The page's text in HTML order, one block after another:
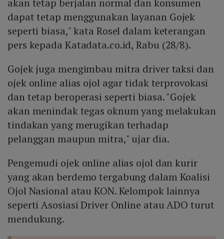
akan tetap berjalan normal dan konsumen
dapat tetap menggunakan layanan Gojek
seperti biasa," kata Rosel dalam keterangan
pers kepada Katadata.co.id, Rabu (28/8).
Gojek juga mengimbau mitra driver taksi dan
ojek online alias ojol agar tidak terprovokasi
dan tetap beroperasi seperti biasa. "Gojek
akan menindak tegas oknum yang melakukan
tindakan yang merugikan terhadap
pelanggan maupun mitra," ujar dia.
Pengemudi ojek online alias ojol dan kurir
yang akan berdemo tergabung dalam Koalisi
Ojol Nasional atau KON. Kelompok lainnya
seperti Asosiasi Driver Online atau ADO turut
mendukung.